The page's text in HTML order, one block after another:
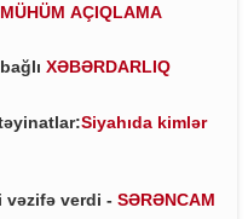
AÇIQLAMA
XƏBƏRDARLIQ
Siyahıda kimlər
verdi - SƏRƏNCAM